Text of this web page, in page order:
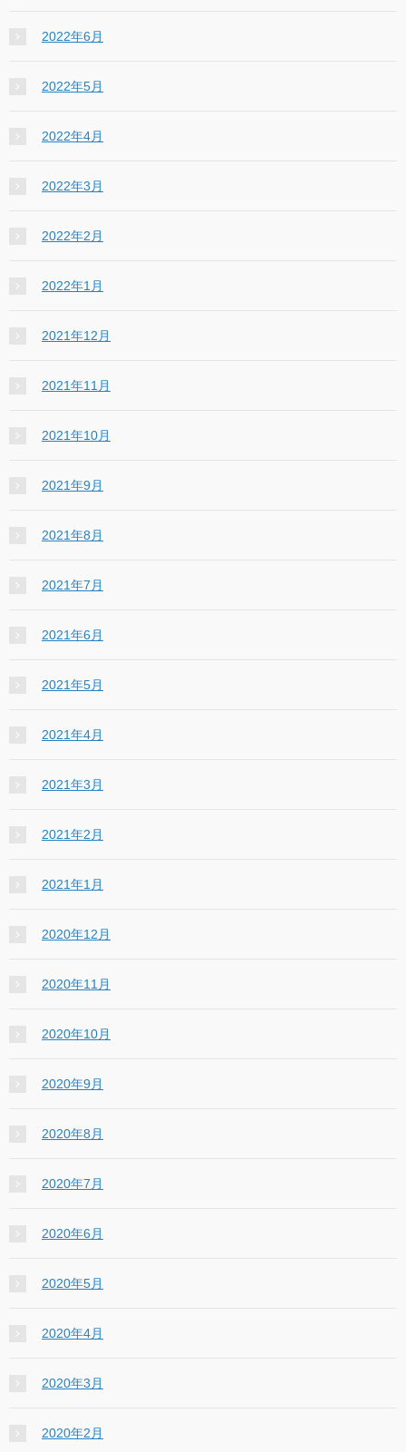
2022年6月
2022年5月
2022年4月
2022年3月
2022年2月
2022年1月
2021年12月
2021年11月
2021年10月
2021年9月
2021年8月
2021年7月
2021年6月
2021年5月
2021年4月
2021年3月
2021年2月
2021年1月
2020年12月
2020年11月
2020年10月
2020年9月
2020年8月
2020年7月
2020年6月
2020年5月
2020年4月
2020年3月
2020年2月